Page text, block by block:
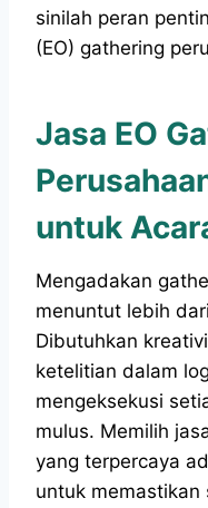
sinilah peran
(EO) gathering
Jasa EO
untuk
Mengadakan
menuntut lebih
Dibutuhkan
ketelitian dalam
mengeksekusi
mulus. Memilih
yang terpercaya
untuk